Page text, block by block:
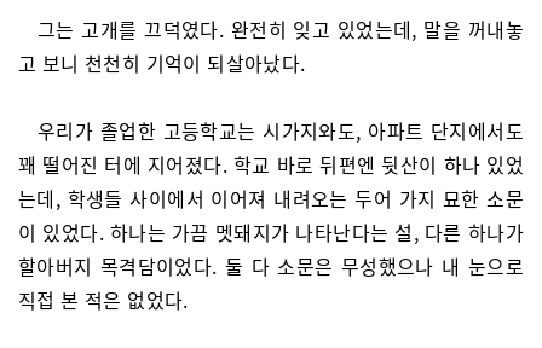
그는 고개를 끄덕였다. 완전히 잊고 있었는데, 말을 꺼내놓
고 보니 천천히 기억이 되살아났다.
우리가 졸업한 고등학교는 시가지와도, 아파트 단지에서도
꽤 떨어진 터에 지어졌다. 학교 바로 뒤편엔 뒷산이 하나 있었
는데, 학생들 사이에서 이어져 내려오는 두어 가지 묘한 소문
이 있었다. 하나는 가끔 멧돼지가 나타난다는 설, 다른 하나가
할아버지 목격담이었다. 둘 다 소문은 무성했으나 내 눈으로
직접 본 적은 없었다.